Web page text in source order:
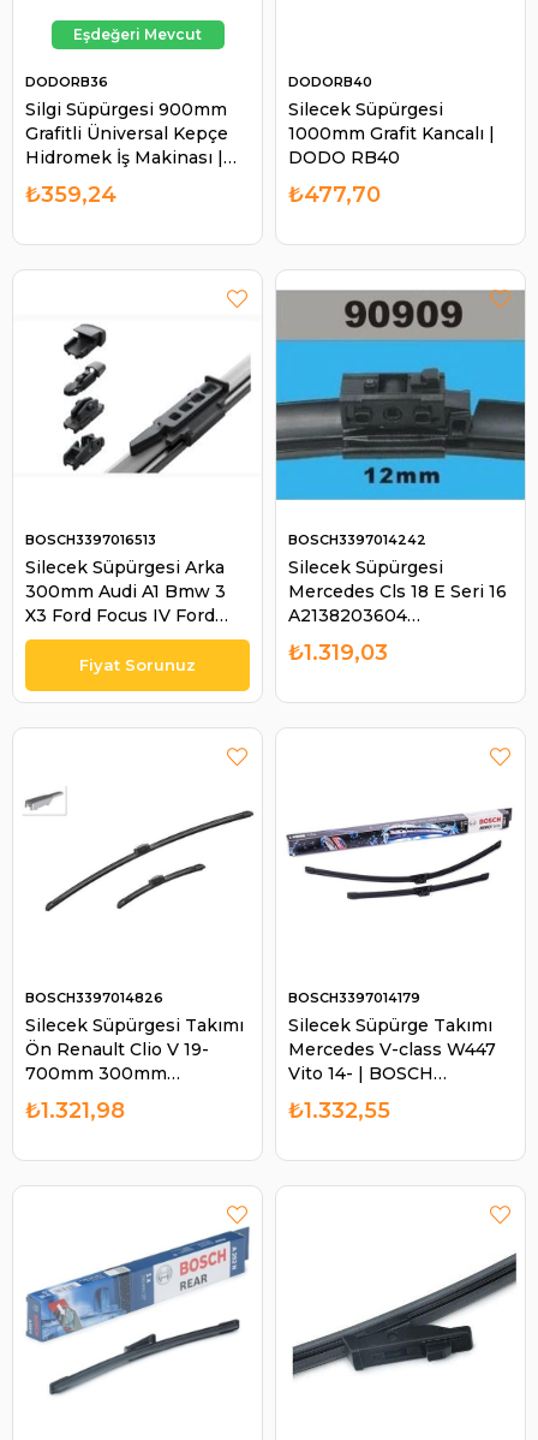
Silgi Süpürgesi 900mm
Grafitli Üniversal Kepçe
Hidromek İş Makinası |
DODO RB36
DODORB36
₺359,24
Silecek Süpürgesi
1000mm Grafit Kancalı |
DODO RB40
DODORB40
₺477,70
Silecek Süpürgesi Arka
300mm Audi A1 Bmw 3
X3 Ford Focus IV Ford
Puma Mercedes E GLS
Serisi Skoda Fabia II Vw
Golf Touran | BOSCH
BOSCH3397016513
Silecek Süpürgesi
Mercedes Cls 18 E Seri 16
A2138203604
A2138205701 | BOSCH
3397014242
BOSCH3397014242
₺1.319,03
Silecek Süpürgesi Takımı
Ön Renault Clio V 19-
700mm 300mm
Aerotwin | BOSCH
3397014826
BOSCH3397014826
₺1.321,98
Silecek Süpürge Takımı
Mercedes V-class W447
Vito 14- | BOSCH
3397014179
BOSCH3397014179
₺1.332,55